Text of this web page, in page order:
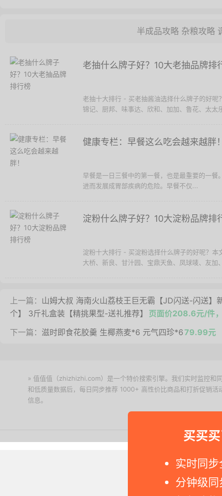
买买
实时同
分钟级
半成品攻略 杂粮攻略
老抽什么牌子好？10大老抽品牌排
老抽十大排行 - 买老抽酱油选择什么牌子的好
锦记、厨邦、味事达、欣和、加加、鲁花、太太
健康专栏：早餐这么吃会越来越胖
早餐是一日三餐中的第一餐，也是最重要的一
进而发展成胃部疾病的危险。早餐不仅...
淀粉什么牌子好？10大淀粉品牌排
淀粉十大排行 - 买淀粉选择什么牌子的好呢？
大桥、新良、甘汁园、宝鼎天鱼、凤球唛、友加
上一篇： 山姆大叔 海南火山荔枝王巨无霸【JD闪送-闪送】
个】 3斤礼盒装【精挑果型-送礼推荐】
页面价208.6元/件
下一篇： 滋时即食花胶羹 生椰燕麦*6 元气四珍*679.99元
» 值值值（zhizhizhi.com）是一个特价搜索引擎。我们实时监控和
和低质量数据后，每日同步推荐 1000+ 高性价比商品和打折促销
信息。
Copyright © 2011-2026 网购